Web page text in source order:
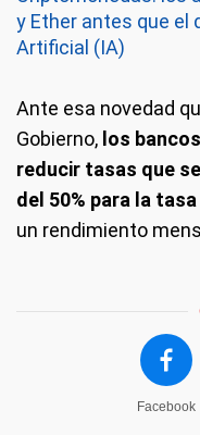
y Ether antes que el
Artificial (IA)
Ante esa novedad
Gobierno, los
reducir tasas que
del 50% para la
un rendimiento
Facebook